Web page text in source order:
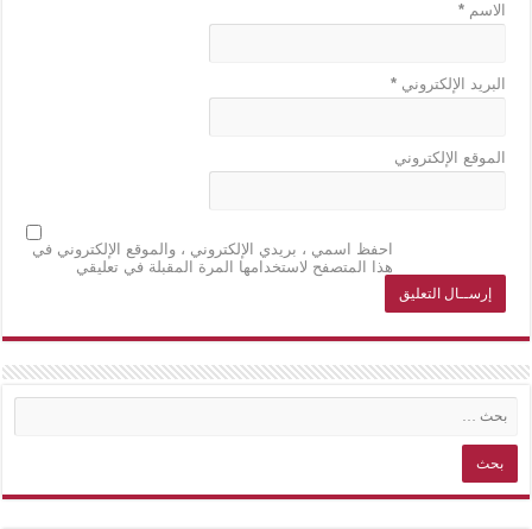
الاسم*
البريد الإلكتروني*
الموقع الإلكتروني